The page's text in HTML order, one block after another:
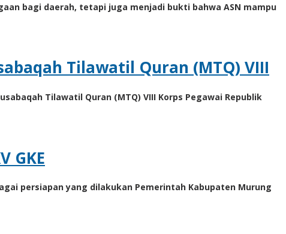
bagi daerah, tetapi juga menjadi bukti bahwa ASN mampu
Tilawatil Quran (MTQ) VIII
Tilawatil Quran (MTQ) VIII Korps Pegawai Republik
GKE
persiapan yang dilakukan Pemerintah Kabupaten Murung